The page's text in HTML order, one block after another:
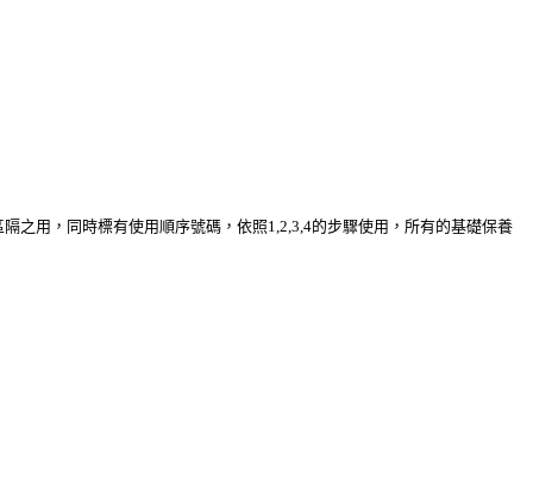
之用，同時標有使用順序號碼，依照1,2,3,4的步驟使用，所有的基礎保養